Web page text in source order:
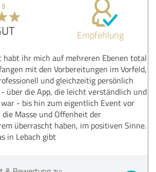
Empfehlung
habt ihr mich auf mehreren Ebenen total
mit den Vorbereitungen im Vorfeld,
und gleichzeitig persönlich
über die App, die leicht verständlich und
- bis hin zum eigentlich Event vor
Masse und Offenheit der
überrascht haben, im positiven Sinne.
in Lebach gibt